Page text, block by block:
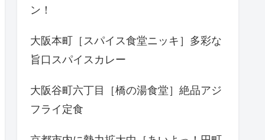
ン！
大阪本町［スパイス食堂ニッキ］多彩な
旨口スパイスカレー
大阪谷町六丁目［橋の湯食堂］絶品アジ
フライ定食